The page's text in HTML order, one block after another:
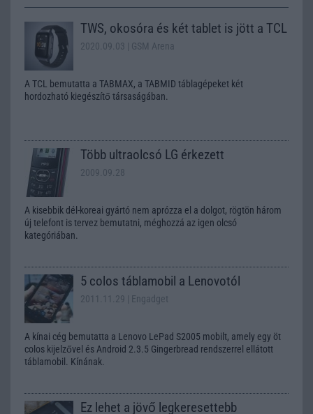
TWS, okosóra és két tablet is jött a TCL
2020.09.03 | GSM Arena
A TCL bemutatta a TABMAX, a TABMID táblagépeket két
hordozható kiegészítő társaságában.
Több ultraolcsó LG érkezett
2009.09.28
A kisebbik dél-koreai gyártó nem aprózza el a dolgot, rögtön három
új telefont is tervez bemutatni, méghozzá az igen olcsó
kategóriában.
5 colos táblamobil a Lenovotól
2011.11.29 | Engadget
A kínai cég bemutatta a Lenovo LePad S2005 mobilt, amely egy öt
colos kijelzővel és Android 2.3.5 Gingerbread rendszerrel ellátott
táblamobil. Kínának.
Ez lehet a jövő legkeresettebb